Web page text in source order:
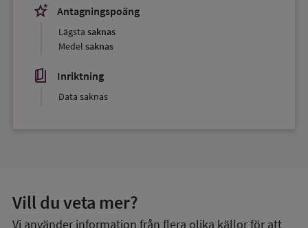
stars_2
Antagningspoäng
Lägsta saknas
Medel saknas
book_5 Inriktning
Data saknas
Vill du veta mer?
Vi använder information från flera olika källor för att